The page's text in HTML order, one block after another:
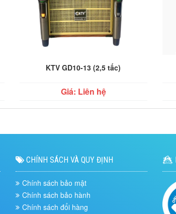
KTV GD10-13 (2,5 tấc)
Giá: Liên hệ
CHÍNH SÁCH VÀ QUY ĐỊNH
Chính sách bảo mật
Chính sách bảo hành
Chính sách đổi hàng